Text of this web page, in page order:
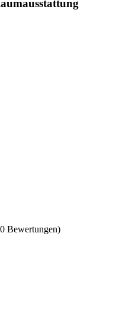
Bewertungen)